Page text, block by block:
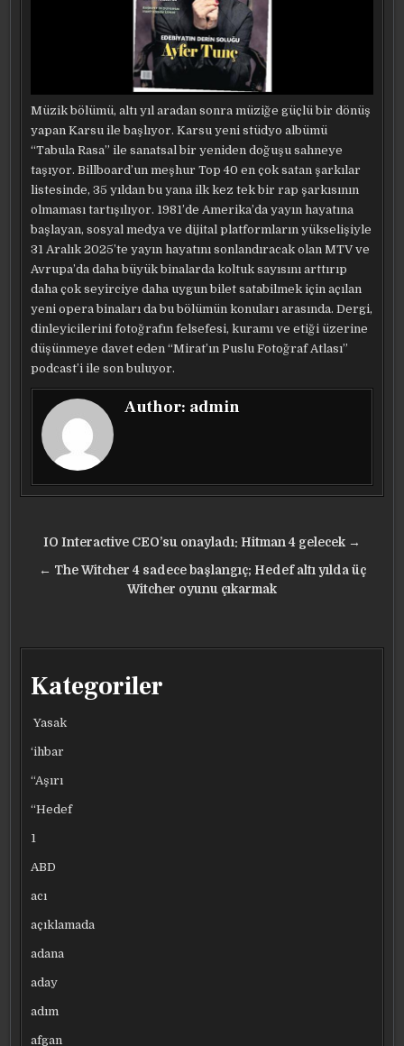
Müzik bölümü, altı yıl aradan sonra müziğe güçlü bir dönüş
yapan Karsu ile başlıyor. Karsu yeni stüdyo albümü
“Tabula Rasa” ile sanatsal bir yeniden doğuşu sahneye
taşıyor. Billboard’un meşhur Top 40 en çok satan şarkılar
listesinde, 35 yıldan bu yana ilk kez tek bir rap şarkısının
olmaması tartışılıyor. 1981’de Amerika’da yayın hayatına
başlayan, sosyal medya ve dijital platformların yükselişiyle
31 Aralık 2025’te yayın hayatını sonlandıracak olan MTV ve
Avrupa’da daha büyük binalarda koltuk sayısını arttırıp
daha çok seyirciye daha uygun bilet satabilmek için açılan
yeni opera binaları da bu bölümün konuları arasında. Dergi,
dinleyicilerini fotoğrafın felsefesi, kuramı ve etiği üzerine
düşünmeye davet eden “Mirat’ın Puslu Fotoğraf Atlası”
podcast’i ile son buluyor.
Author: admin
Yazı
gezinmesi
IO Interactive CEO’su onayladı: Hitman 4 gelecek →
← The Witcher 4 sadece başlangıç; Hedef altı yılda üç
Witcher oyunu çıkarmak
Kategoriler
Yasak
‘ihbar
“Aşırı
“Hedef
1
ABD
acı
açıklamada
adana
aday
adım
afgan